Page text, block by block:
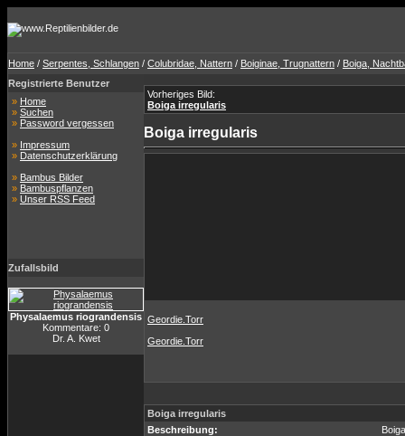
Home / Serpentes, Schlangen / Colubridae, Nattern / Boiginae, Trugnattern / Boiga,
Registrierte Benutzer
» Home
» Suchen
» Password vergessen
» Impressum
» Datenschutzerklärung
» Bambus Bilder
» Bambuspflanzen
» Unser RSS Feed
Zufallsbild
Physalaemus riograndensis
Kommentare: 0
Dr. A. Kwet
Vorheriges Bild:
Boiga irregularis
Boiga irregularis
Geordie.Torr
Geordie.Torr
Boiga irregularis
Beschreibung: